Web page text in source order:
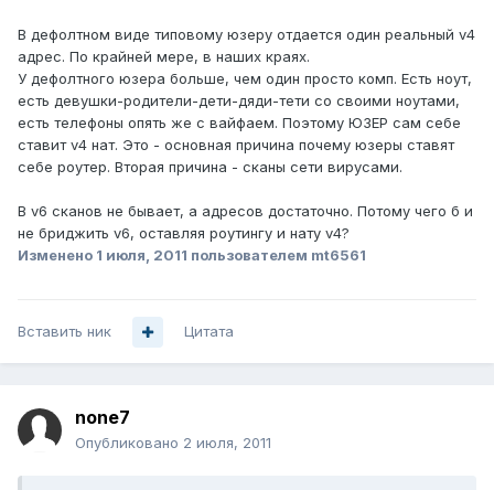
В дефолтном виде типовому юзеру отдается один реальный v4
адрес. По крайней мере, в наших краях.
У дефолтного юзера больше, чем один просто комп. Есть ноут,
есть девушки-родители-дети-дяди-тети со своими ноутами,
есть телефоны опять же с вайфаем. Поэтому ЮЗЕР сам себе
ставит v4 нат. Это - основная причина почему юзеры ставят
себе роутер. Вторая причина - сканы сети вирусами.
В v6 сканов не бывает, а адресов достаточно. Потому чего б и
не бриджить v6, оставляя роутингу и нату v4?
Изменено 1 июля, 2011 пользователем mt6561
Вставить ник Цитата
none7
Опубликовано 2 июля, 2011